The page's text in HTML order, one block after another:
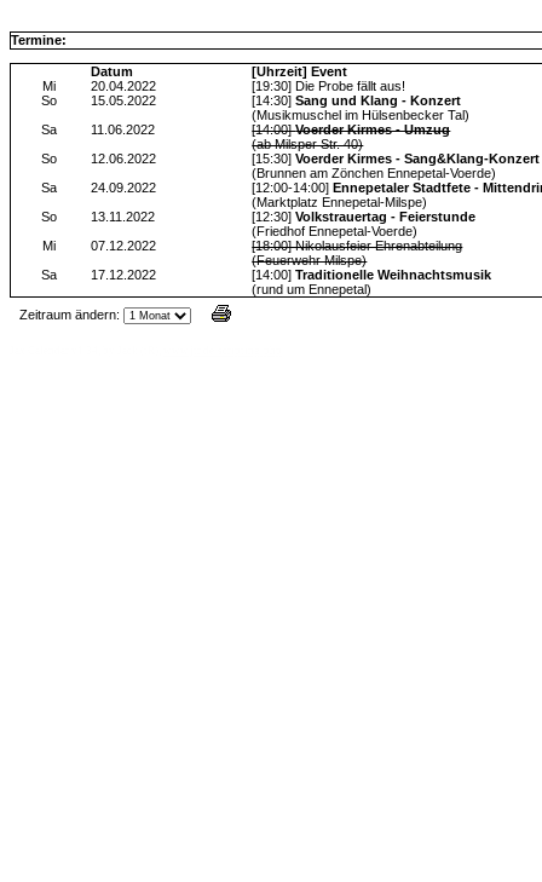
Termine:
Datum
[Uhrzeit] Event
Mi
20.04.2022
[19:30] Die Probe fällt aus!
So
15.05.2022 [14:30]Sang und Klang - Konzert
(Musikmuschel im Hülsenbecker Tal)
Sa
11.06.2022 [14:00]Voerder Kirmes - Umzug
(ab Milsper Str. 40)
So
12.06.2022 [15:30]Voerder Kirmes - Sang&Klang-Konzert
(Brunnen am Zönchen Ennepetal-Voerde)
Sa
24.09.2022 [12:00-14:00] Ennepetaler Stadtfete -
(Marktplatz Ennepetal-Milspe)
So
13.11.2022 [12:30]Volkstrauertag - Feierstunde
(Friedhof Ennepetal-Voerde)
Mi
07.12.2022
[18:00] Nikolausfeier Ehrenabteilung
(Feuerwehr Milspe)
Sa
17.12.2022 [14:00]Traditionelle Weihnachtsmusik
(rund um Ennepetal)
Zeitraum ändern: